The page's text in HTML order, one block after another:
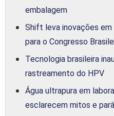
embalagem
Shift leva inovações
para o Congresso
Tecnologia brasileira
rastreamento do HPV
Água ultrapura em
esclarecem mitos e